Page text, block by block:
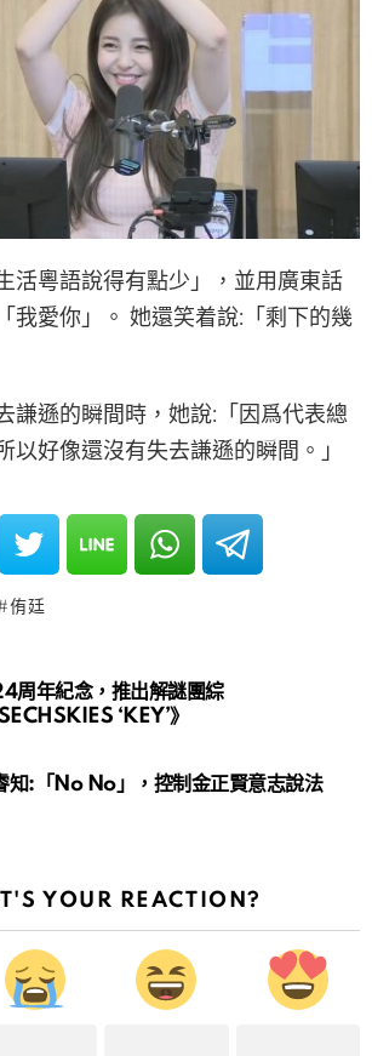
活粵語說得有點少」，並用廣東話
我愛你」。 她還笑着說:「剩下的幾
謙遜的瞬間時，她說:「因爲代表總
以好像還沒有失去謙遜的瞬間。」
侑廷
周年紀念，推出解謎團綜
‘KEY’》
知:「No No」，控制金正賢意志說法
YOUR REACTION?